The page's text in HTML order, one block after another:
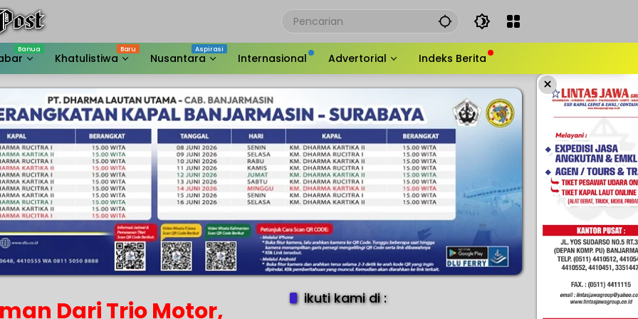
Khatulistiwa Nusantara Internasional Advertorial Indeks Berita
×
Dari Trio Motor,
ikuti kami di :